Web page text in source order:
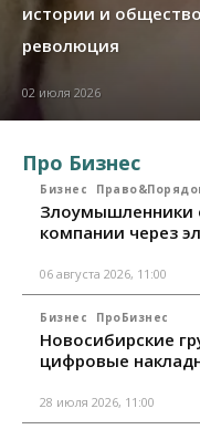
истории и
революция
02 июля 2026
Про Бизнес
Бизнес
Злоумышленники
компании через
06 августа 2026, 11:00
Бизнес ПроБизнес
Новосибирские
цифровые
28 июля 2026, 11:00